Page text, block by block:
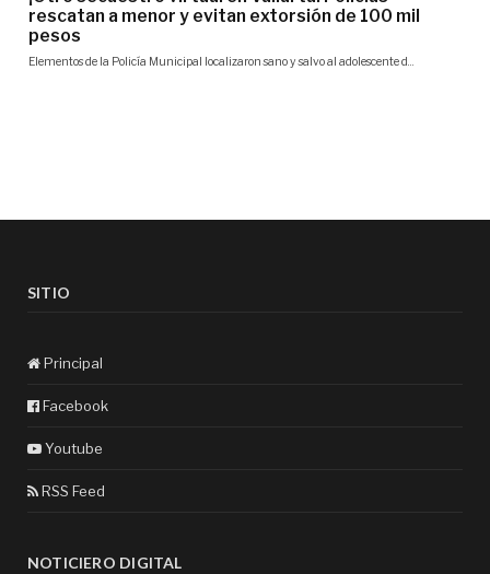
SITIO
Principal
Facebook
Youtube
RSS Feed
NOTICIERO DIGITAL